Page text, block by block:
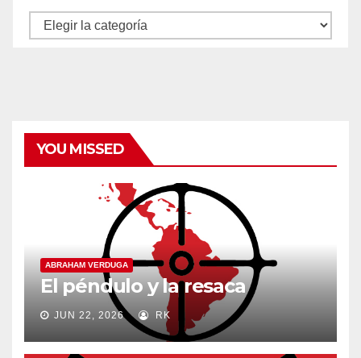
Autores
YOU MISSED
ABRAHAM VERDUGA
El péndulo y la resaca
JUN 22, 2026 RK